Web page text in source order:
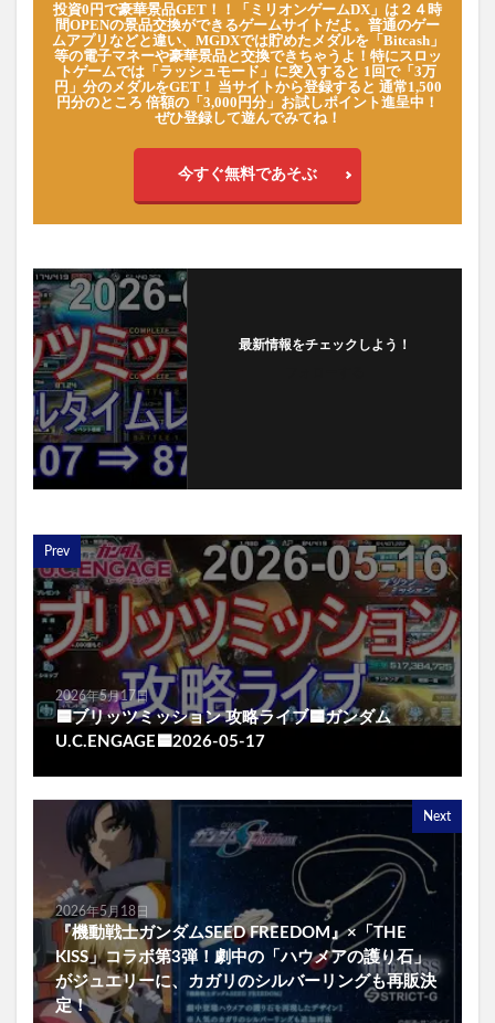
投資0円で豪華景品GET！！「ミリオンゲームDX」は２４時
間OPENの景品交換ができるゲームサイトだよ。普通のゲー
ムアプリなどと違い、MGDXでは貯めたメダルを「Bitcash」
等の電子マネーや豪華景品と交換できちゃうよ！特にスロッ
トゲームでは「ラッシュモード」に突入すると 1回で「3万
円」分のメダルをGET！ 当サイトから登録すると 通常1,500
円分のところ 倍額の「3,000円分」お試しポイント進呈中！
ぜひ登録して遊んでみてね！
今すぐ無料であそぶ
最新情報をチェックしよう！
Prev
2026年5月17日
🟦ブリッツミッション 攻略ライブ🟦ガンダム
U.C.ENGAGE🟦2026-05-17
Next
2026年5月18日
『機動戦士ガンダムSEED FREEDOM』×「THE
KISS」コラボ第3弾！劇中の「ハウメアの護り石」
がジュエリーに、カガリのシルバーリングも再販決
定！